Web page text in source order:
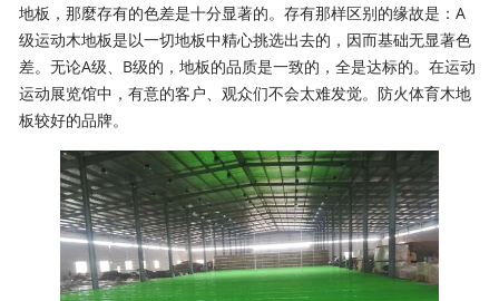
地板，那麼存有的色差是十分显著的。存有那样区别的缘故是：A
级运动木地板是以一切地板中精心挑选出去的，因而基础无显著色
差。无论A级、B级的，地板的品质是一致的，全是达标的。在运动
运动展览馆中，有意的客户、观众们不会太难发觉。防火体育木地
板较好的品牌。